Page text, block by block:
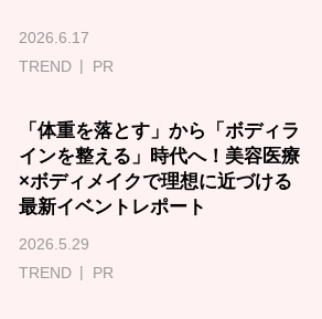
2026.6.17
TREND
PR
「体重を落とす」から「ボディラ
インを整える」時代へ！美容医療
×ボディメイクで理想に近づける
最新イベントレポート
2026.5.29
TREND
PR